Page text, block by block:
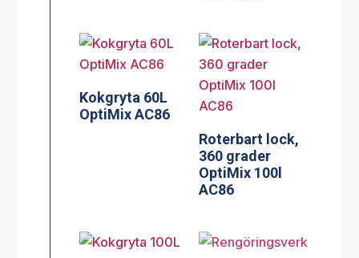
Kokgryta 60L
OptiMix AC86
Roterbart lock,
360 grader
OptiMix 100l
AC86